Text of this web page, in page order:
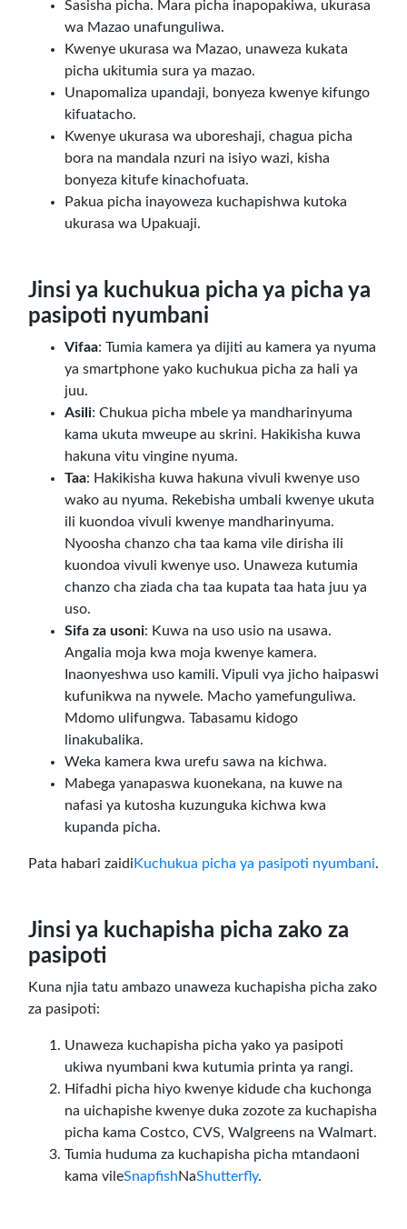
Sasisha picha. Mara picha inapopakiwa, ukurasa
wa Mazao unafunguliwa.
Kwenye ukurasa wa Mazao, unaweza kukata
picha ukitumia sura ya mazao.
Unapomaliza upandaji, bonyeza kwenye kifungo
kifuatacho.
Kwenye ukurasa wa uboreshaji, chagua picha
bora na mandala nzuri na isiyo wazi, kisha
bonyeza kitufe kinachofuata.
Pakua picha inayoweza kuchapishwa kutoka
ukurasa wa Upakuaji.
Jinsi ya kuchukua picha ya picha ya
pasipoti nyumbani
Vifaa: Tumia kamera ya dijiti au kamera ya nyuma
ya smartphone yako kuchukua picha za hali ya
juu.
Asili: Chukua picha mbele ya mandharinyuma
kama ukuta mweupe au skrini. Hakikisha kuwa
hakuna vitu vingine nyuma.
Taa: Hakikisha kuwa hakuna vivuli kwenye uso
wako au nyuma. Rekebisha umbali kwenye ukuta
ili kuondoa vivuli kwenye mandharinyuma.
Nyoosha chanzo cha taa kama vile dirisha ili
kuondoa vivuli kwenye uso. Unaweza kutumia
chanzo cha ziada cha taa kupata taa hata juu ya
uso.
Sifa za usoni: Kuwa na uso usio na usawa.
Angalia moja kwa moja kwenye kamera.
Inaonyeshwa uso kamili. Vipuli vya jicho haipaswi
kufunikwa na nywele. Macho yamefunguliwa.
Mdomo ulifungwa. Tabasamu kidogo
linakubalika.
Weka kamera kwa urefu sawa na kichwa.
Mabega yanapaswa kuonekana, na kuwe na
nafasi ya kutosha kuzunguka kichwa kwa
kupanda picha.
Pata habari zaidi Kuchukua picha ya pasipoti nyumbani.
Jinsi ya kuchapisha picha zako za
pasipoti
Kuna njia tatu ambazo unaweza kuchapisha picha zako
za pasipoti:
Unaweza kuchapisha picha yako ya pasipoti
ukiwa nyumbani kwa kutumia printa ya rangi.
Hifadhi picha hiyo kwenye kidude cha kuchonga
na uichapishe kwenye duka zozote za kuchapisha
picha kama Costco, CVS, Walgreens na Walmart.
Tumia huduma za kuchapisha picha mtandaoni
kama vileSnapfishNaShutterfly.